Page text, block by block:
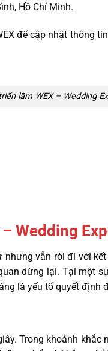
Hồ Chí Minh.
để cập nhật thông
lãm WEX – Wedding
Wedding
vẫn rời đi với
dừng lại. Tại một
là yếu tố quyết định
Trong khoảnh